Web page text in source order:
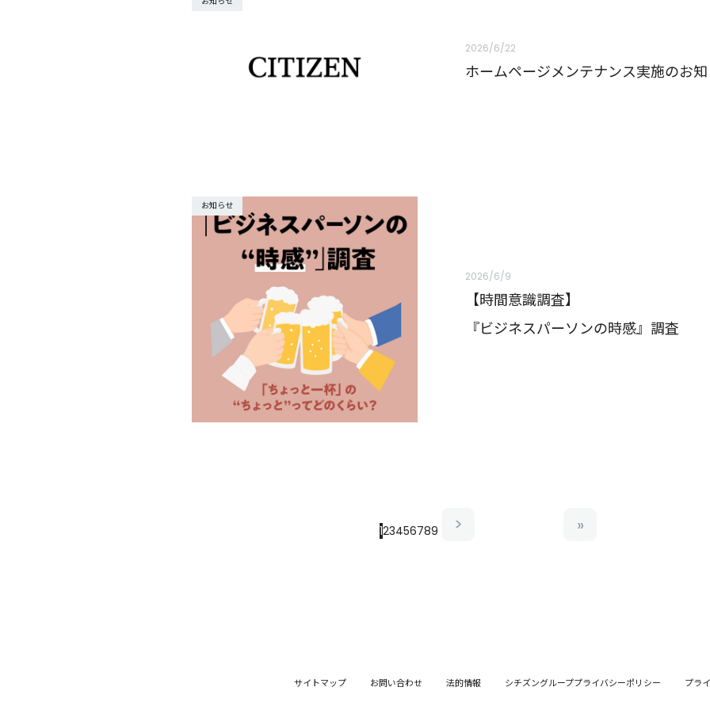
2026/6/22
ホームページメンテナンス実施のお
お知らせ
2026/6/9
【時間意識調査】
『ビジネスパーソンの時感』調査
123456789
サイトマップ お問い合わせ 法的情報 シチズングループプライバシーポリシー プラ